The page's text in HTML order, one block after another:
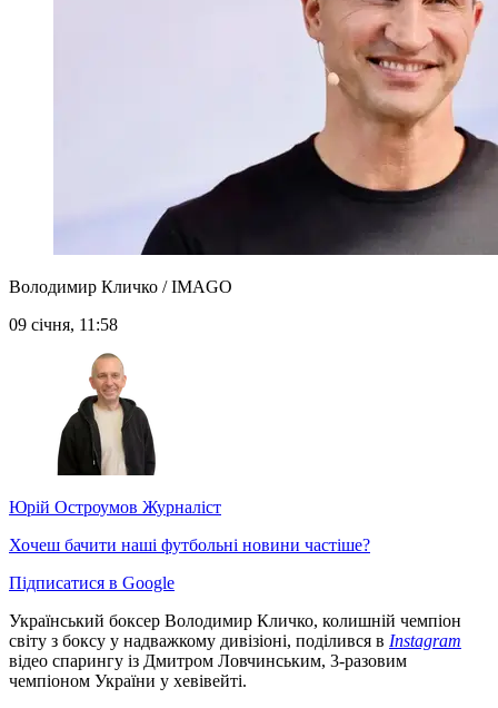
Володимир Кличко / IMAGO
09 січня, 11:58
Юрій Остроумов Журналіст
Хочеш бачити наші футбольні новини частіше?
Підписатися в Google
Український боксер Володимир Кличко, колишній чемпіон
світу з боксу у надважкому дивізіоні, поділився в Instagram
відео спарингу із Дмитром Ловчинським, 3-разовим
чемпіоном України у хевівейті.